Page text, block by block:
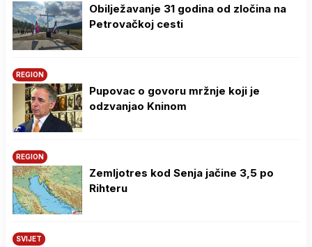
Obilježavanje 31 godina od zločina na
Petrovačkoj cesti
REGION
Pupovac o govoru mržnje koji je
odzvanjao Kninom
REGION
Zemljotres kod Senja jačine 3,5 po
Rihteru
SVIJET